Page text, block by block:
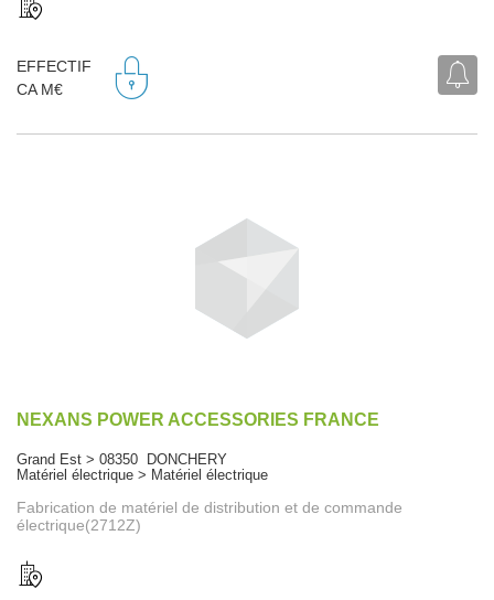
EFFECTIF
CA M€
NEXANS POWER ACCESSORIES FRANCE
Grand Est > 08350 DONCHERY
Matériel électrique > Matériel électrique
Fabrication de matériel de distribution et de commande
électrique(2712Z)